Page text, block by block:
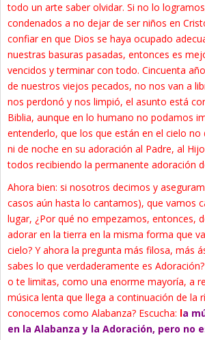
todo un arte saber olvidar. Si no lo
condenados a no dejar de ser niños en
confiar en que Dios se haya ocupado
nuestras basuras pasadas, entonces es
vencidos y terminar con todo. Cincuenta
de nuestros viejos pecados, no nos van a
nos perdonó y nos limpió, el asunto está
Biblia, aunque en lo humano no podamos
entenderlo, que los que están en el cielo no
ni de noche en su adoración al Padre, al
todos recibiendo la permanente adoración
Ahora bien: si nosotros decimos y
casos aún hasta lo cantamos), que vamos
lugar, ¿Por qué no empezamos, entonces,
adorar en la tierra en la misma forma que
cielo? Y ahora la pregunta más filosa, más
sabes lo que verdaderamente es
o te limitas, como una enorme mayoría, a
música lenta que llega a continuación de la
conocemos como Alabanza? Escucha: la
en la Alabanza y la Adoración, pero no